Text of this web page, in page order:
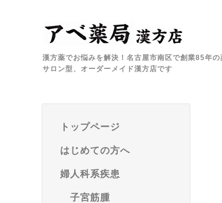
漢方薬でお悩みを解決！名古屋市南区で創業85年の
サロン型、オーダーメイド漢方店です
トップページ
はじめての方へ
婦人科系疾患
子宮筋腫